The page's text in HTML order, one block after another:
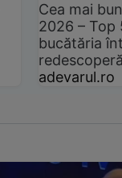
Cea mai
2026 –
bucătăria
adevarul.ro